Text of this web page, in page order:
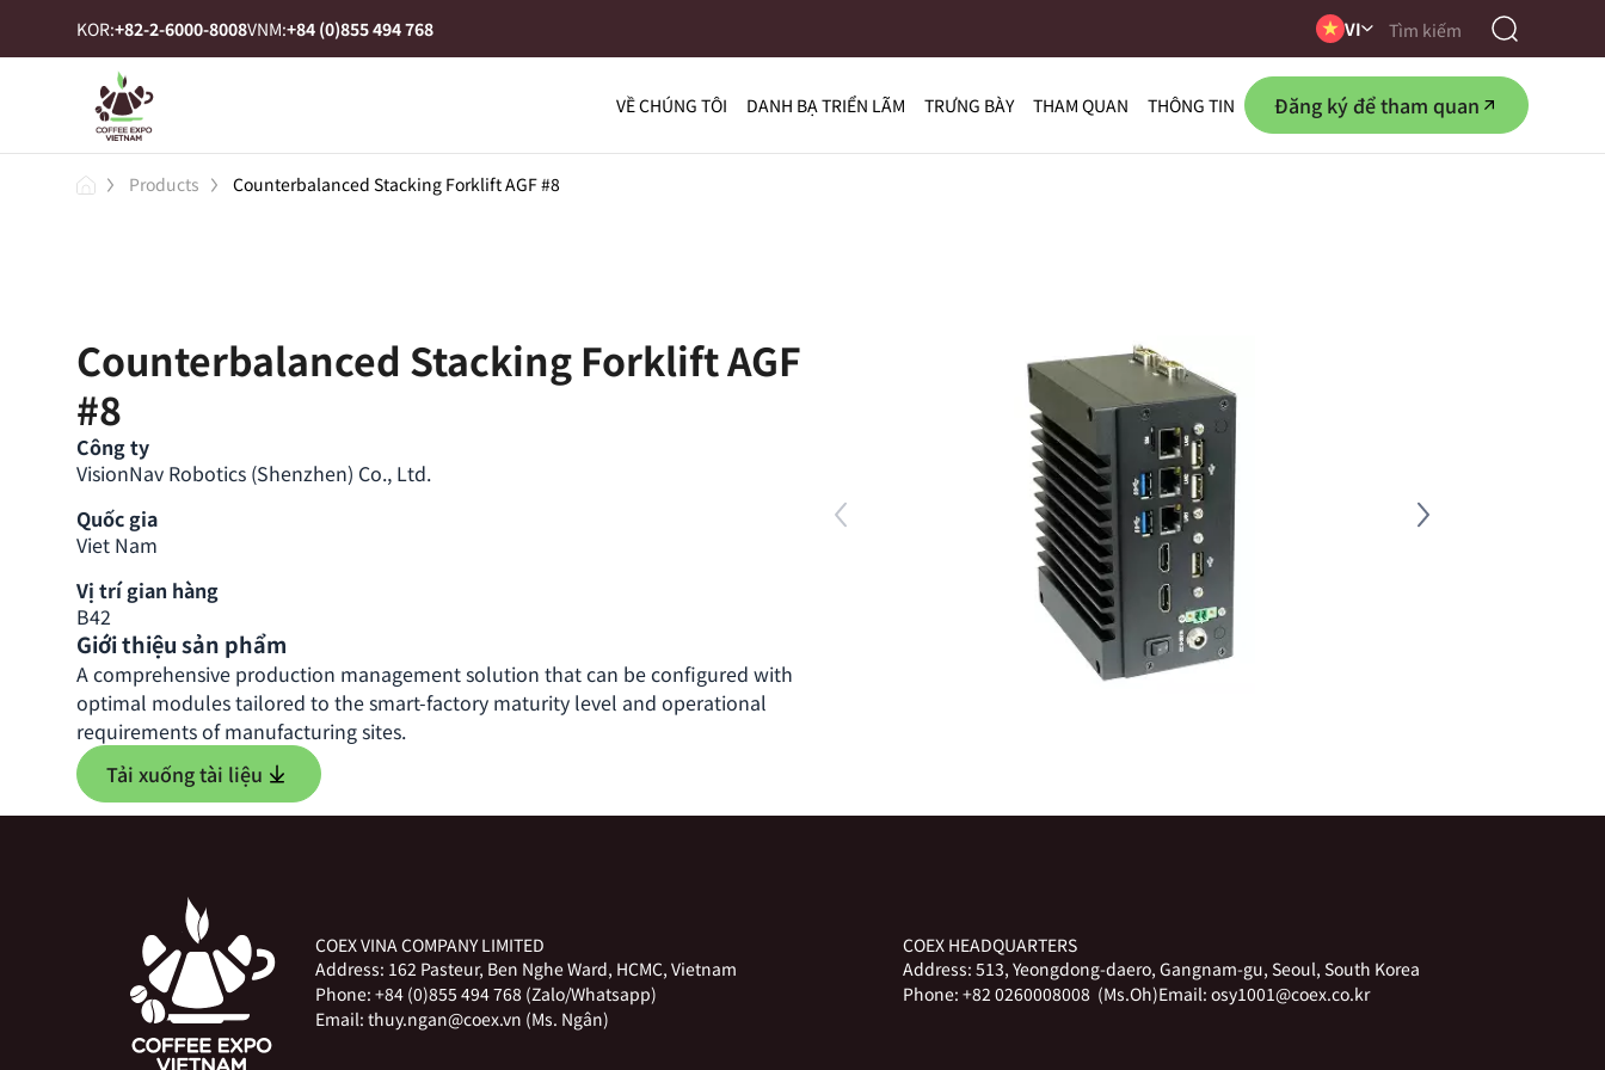
KOR:+82-2-6000-8008VNM:+84 (0)855 494 768 VI
VỀ CHÚNG TÔI DANH BẠ TRIỂN LÃM TRƯNG BÀY THAM QUAN THÔNG TIN Đăng ký để tham quan
Products Counterbalanced Stacking Forklift AGF #8
Counterbalanced Stacking Forklift AGF
#8
Công ty
VisionNav Robotics (Shenzhen) Co., Ltd.
Quốc gia
Viet Nam
Vị trí gian hàng
B42
Giới thiệu sản phẩm
A comprehensive production management solution that can be configured with
optimal modules tailored to the smart-factory maturity level and operational
requirements of manufacturing sites.
Tải xuống tài liệu
COEX VINA COMPANY LIMITED
Address: 162 Pasteur, Ben Nghe Ward, HCMC, Vietnam
Phone: +84 (0)855 494 768 (Zalo/Whatsapp)
Email: thuy.ngan@coex.vn (Ms. Ngân)
COEX HEADQUARTERS
Address: 513, Yeongdong-daero, Gangnam-gu, Seoul, South Korea
Phone: +82 0260008008 (Ms.Oh)Email: osy1001@coex.co.kr